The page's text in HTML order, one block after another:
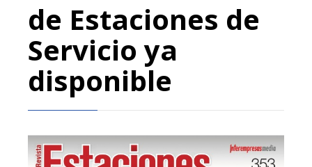
de Estaciones de
Servicio ya
disponible